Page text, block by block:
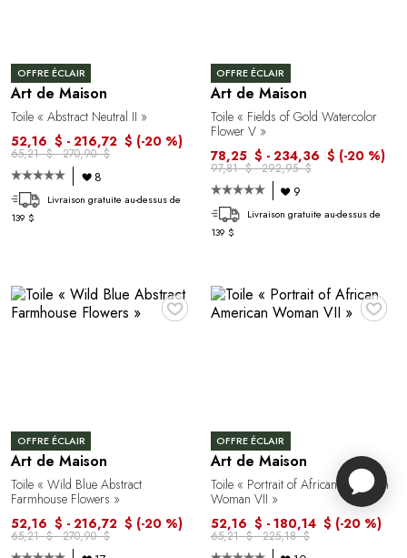
OFFRE ÉCLAIR
Art de Maison
Toile « Abstract Neutral II »
52,16 $ - 216,72 $ (-20 %)
65,21 $ - 270,90 $
8
Livraison gratuite au-dessus de
139 $
OFFRE ÉCLAIR
Art de Maison
Toile « Fields of Gold Watercolor
Flower V »
78,25 $ - 234,36 $ (-20 %)
97,81 $ - 292,95 $
9
Livraison gratuite au-dessus de
139 $
♥
OFFRE ÉCLAIR
Art de Maison
Toile « Wild Blue Abstract
Farmhouse Flowers »
52,16 $ - 216,72 $ (-20 %)
65,21 $ - 270,90 $
♥
OFFRE ÉCLAIR
Art de Maison
Toile « Portrait of African American
Woman VII »
52,16 $ - 180,14 $ (-20 %)
65,21 $ - 225,18 $